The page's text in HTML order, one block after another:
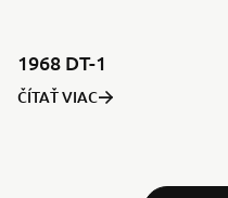
1968 DT-1
ČÍTAŤ VIAC